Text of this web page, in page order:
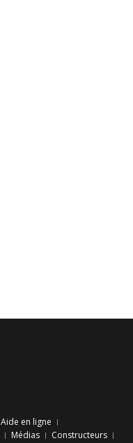
Aide en ligne
Médias
Constructeurs